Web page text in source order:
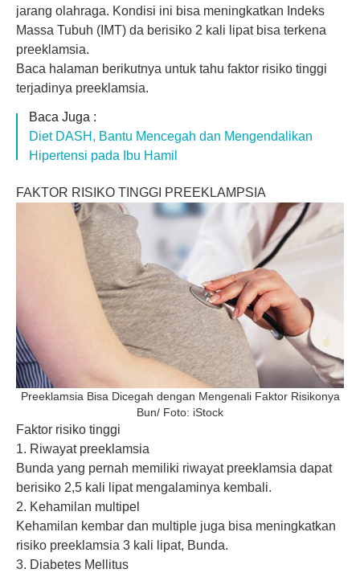
jarang olahraga. Kondisi ini bisa meningkatkan Indeks
Massa Tubuh (IMT) da berisiko 2 kali lipat bisa terkena
preeklamsia.
Baca halaman berikutnya untuk tahu faktor risiko tinggi
terjadinya preeklamsia.
Baca Juga :
Diet DASH, Bantu Mencegah dan Mengendalikan
Hipertensi pada Ibu Hamil
FAKTOR RISIKO TINGGI PREEKLAMPSIA
Preeklamsia Bisa Dicegah dengan Mengenali Faktor Risikonya
Bun/ Foto: iStock
Faktor risiko tinggi
1. Riwayat preeklamsia
Bunda yang pernah memiliki riwayat preeklamsia dapat
berisiko 2,5 kali lipat mengalaminya kembali.
2. Kehamilan multipel
Kehamilan kembar dan multiple juga bisa meningkatkan
risiko preeklamsia 3 kali lipat, Bunda.
3. Diabetes Mellitus